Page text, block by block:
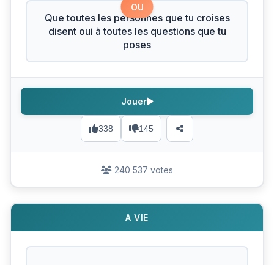
OU
Que toutes les personnes que tu croises
disent oui à toutes les questions que tu
poses
338 145
Jouer
240 537 votes
A VIE